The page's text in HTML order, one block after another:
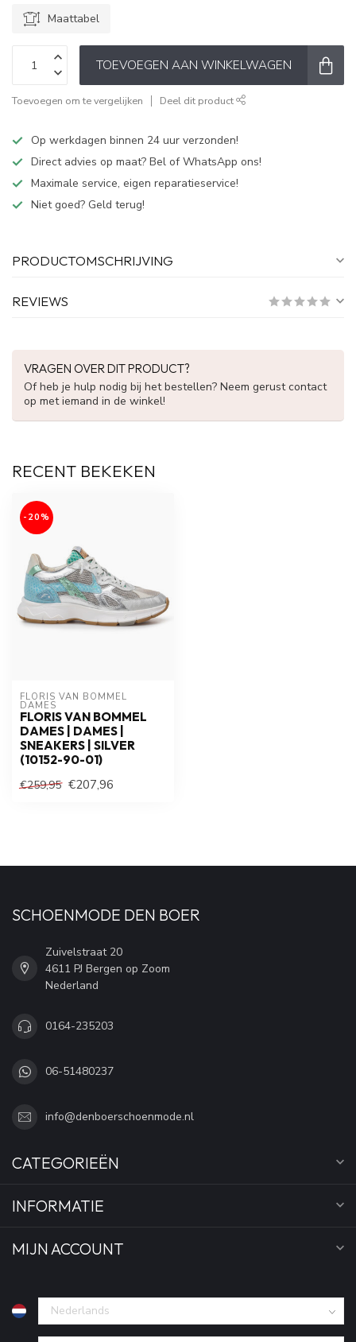
Maattabel
TOEVOEGEN AAN WINKELWAGEN
Toevoegen om te vergelijken Deel dit product
Op werkdagen binnen 24 uur verzonden!
Direct advies op maat? Bel of WhatsApp ons!
Maximale service, eigen reparatieservice!
Niet goed? Geld terug!
PRODUCTOMSCHRIJVING
REVIEWS
VRAGEN OVER DIT PRODUCT?
Of heb je hulp nodig bij het bestellen? Neem gerust contact
op met iemand in de winkel!
RECENT BEKEKEN
-20%
FLORIS VAN BOMMEL
DAMES
FLORIS VAN BOMMEL
DAMES | DAMES |
SNEAKERS | SILVER
(10152-90-01)
€259,95 €207,96
SCHOENMODE DEN BOER
Zuivelstraat 20
4611 PJ Bergen op Zoom
Nederland
0164-235203
06-51480237
info@denboerschoenmode.nl
CATEGORIEËN
INFORMATIE
MIJN ACCOUNT